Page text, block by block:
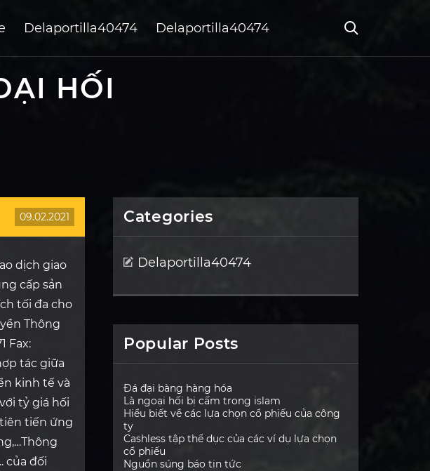
Delaportilla40474 Delaportilla40474
HỐI
09.02.2021
dịch giao
cấp sản
tối đa cho
Thông
Fax:
tác giữa
kinh tế và
tỷ giá hối
tiến ứng
của đối
Categories
Delaportilla40474
Popular Posts
Đá đại bàng hàng hóa
Là ngoại hối bị cấm trong islam
Hiểu biết về các lựa chọn cổ phiếu của công
ty
Cashless tập thể dục của các ví dụ lựa chọn
cổ phiếu
Nguồn súng báo tin tức